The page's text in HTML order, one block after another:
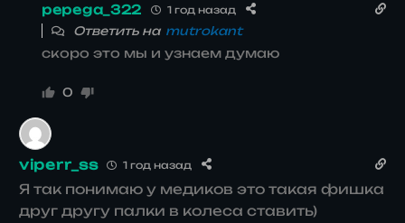
pepega_322 1 год назад
Ответить на mutrokant
скоро это мы и узнаем думаю
0
viperr_ss 1 год назад
Я так понимаю у медиков это такая фишка
друг другу палки в колеса ставить)